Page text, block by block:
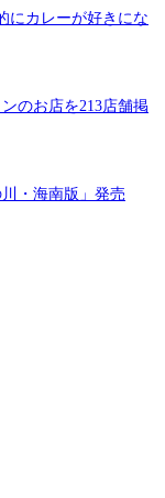
にカレーが好きにな
のお店を213店舗掲
・海南版」発売